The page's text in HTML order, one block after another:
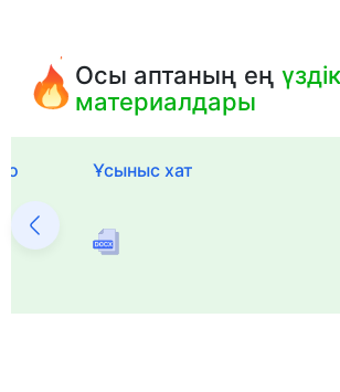
Осы аптаның еңүздік
материалдары
Ұсыныс хат